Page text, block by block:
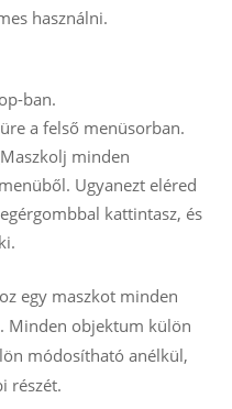
használni.
ban.
a felső menüsorban.
minden
Ugyanezt eléred
kattintasz, és
egy maszkot minden
Minden objektum külön
módosítható anélkül,
részét.